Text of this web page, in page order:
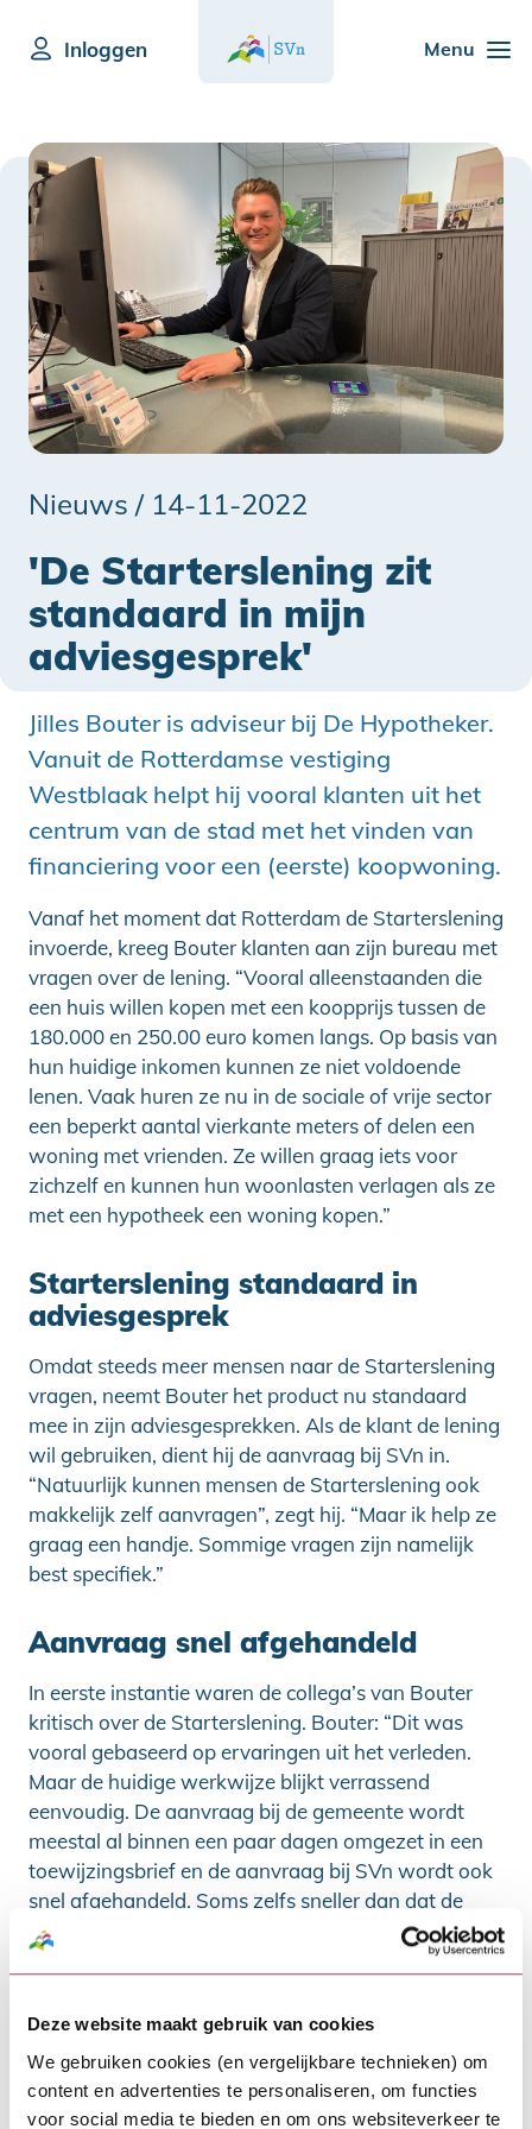
Deze website maakt gebruik van cookies
We gebruiken cookies (en vergelijkbare technieken) om
content en advertenties te personaliseren, om functies
voor social media te bieden en om ons websiteverkeer te
Menu
Inloggen
Nieuws / 14-11-2022
'De Starterslening zit
standaard in mijn
adviesgesprek'
Jilles Bouter is adviseur bij De Hypotheker.
Vanuit de Rotterdamse vestiging
Westblaak helpt hij vooral klanten uit het
centrum van de stad met het vinden van
financiering voor een (eerste) koopwoning.
Vanaf het moment dat Rotterdam de Starterslening
invoerde, kreeg Bouter klanten aan zijn bureau met
vragen over de lening. “Vooral alleenstaanden die
een huis willen kopen met een koopprijs tussen de
180.000 en 250.00 euro komen langs. Op basis van
hun huidige inkomen kunnen ze niet voldoende
lenen. Vaak huren ze nu in de sociale of vrije sector
een beperkt aantal vierkante meters of delen een
woning met vrienden. Ze willen graag iets voor
zichzelf en kunnen hun woonlasten verlagen als ze
met een hypotheek een woning kopen.”
Starterslening standaard in
adviesgesprek
Omdat steeds meer mensen naar de Starterslening
vragen, neemt Bouter het product nu standaard
mee in zijn adviesgesprekken. Als de klant de lening
wil gebruiken, dient hij de aanvraag bij SVn in.
“Natuurlijk kunnen mensen de Starterslening ook
makkelijk zelf aanvragen”, zegt hij. “Maar ik help ze
graag een handje. Sommige vragen zijn namelijk
best specifiek.”
Aanvraag snel afgehandeld
In eerste instantie waren de collega’s van Bouter
kritisch over de Starterslening. Bouter: “Dit was
vooral gebaseerd op ervaringen uit het verleden.
Maar de huidige werkwijze blijkt verrassend
eenvoudig. De aanvraag bij de gemeente wordt
meestal al binnen een paar dagen omgezet in een
toewijzingsbrief en de aanvraag bij SVn wordt ook
snel afgehandeld. Soms zelfs sneller dan dat de
goedkeuring voor de eerste hypotheek binnen is.”
Is de iets hogere rente van de Starterslening nog
een probleem voor zijn klanten? “Niet echt”, aldus
Bouter. “Het voordeel van een extra bedrag kunnen